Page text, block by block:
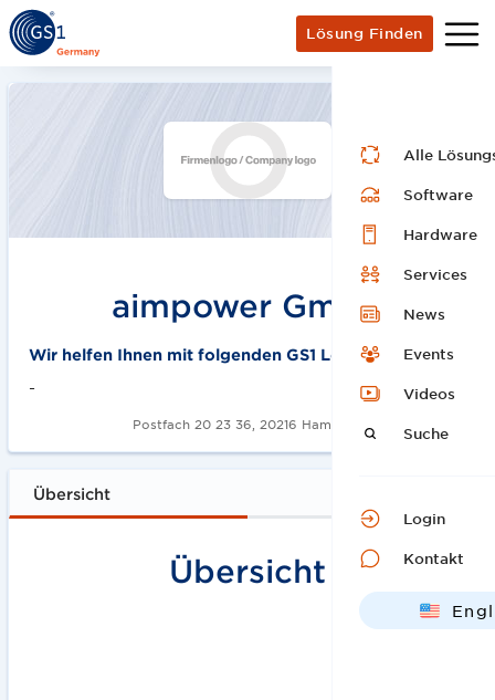
Lösung Finden
Alle
Software
Hardware
Services
News
Events
Videos
Suche
Login
Kontakt
Übersicht
Übersicht
aimpower GmbH
Wir helfen Ihnen mit folgenden GS1 Lösungen:
-
Postfach 20 23 36, 20216 Hamburg